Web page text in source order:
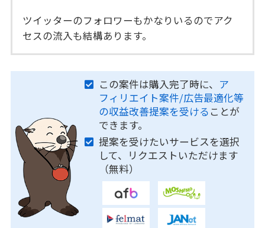
ツイッターのフォロワーもかなりいるのでアク
セスの流入も結構あります。
この案件は購入完了時に、 ア
フィリエイト案件/広告最適化等
の収益改善提案を受ける ことが
できます。
提案を受けたいサービスを選択
して、リクエストいただけます
（無料）